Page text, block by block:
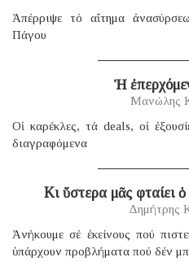
Ἀπέρριψε τό αἴτημα
Πάγου
Ἡ
Μανώλης
Οἱ καρέκλες, τά deals, οἱ
διαγραφόμενα
Κι ὕστερα μᾶς φταίει
Δημήτρης
Ἀνήκουμε σέ ἐκείνους πού
ὑπάρχουν προβλήματα πού δέν